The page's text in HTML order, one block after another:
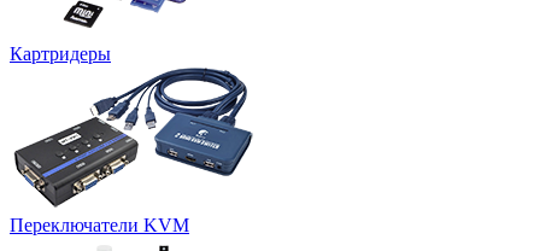
Картридеры
Переключатели KVM